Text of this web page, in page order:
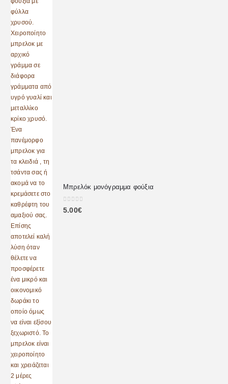
Μπρελόκ μονόγραμμα φούξια
0 out of 5
5.00€